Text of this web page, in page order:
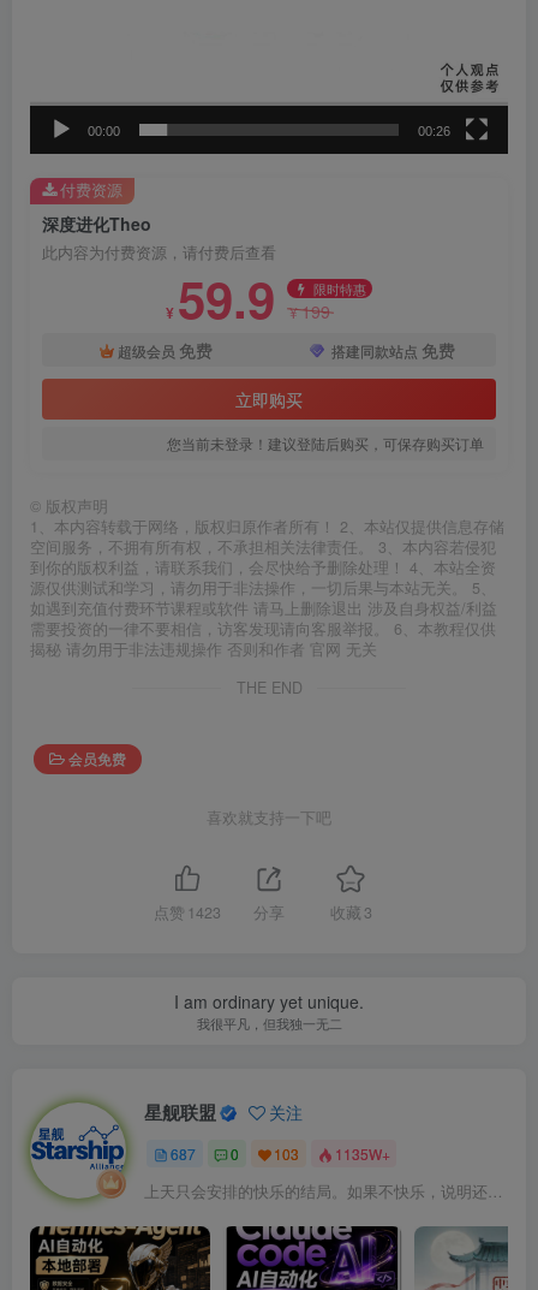
00:00 00:26
深度进化Theo
此内容为付费资源，请付费后查看
¥ 59.9 限时特惠
¥199
超级会员 免费 搭建同款站点 免费
立即购买
您当前未登录！建议登陆后购买，可保存购买订单
付费资源
© 版权声明
1、本内容转载于网络，版权归原作者所有！ 2、本站仅提供信息存储
空间服务，不拥有所有权，不承担相关法律责任。 3、本内容若侵犯
到你的版权利益，请联系我们，会尽快给予删除处理！ 4、本站全资
源仅供测试和学习，请勿用于非法操作，一切后果与本站无关。 5、
如遇到充值付费环节课程或软件 请马上删除退出 涉及自身权益/利益
需要投资的一律不要相信，访客发现请向客服举报。 6、本教程仅供
揭秘 请勿用于非法违规操作 否则和作者 官网 无关
THE END
会员免费
喜欢就支持一下吧
点赞 1423 分享 收藏 3
I am ordinary yet unique.
我很平凡，但我独一无二
星舰联盟 关注
687 0 103 1135W+
上天只会安排的快乐的结局。如果不快乐，说明还不是最后结局